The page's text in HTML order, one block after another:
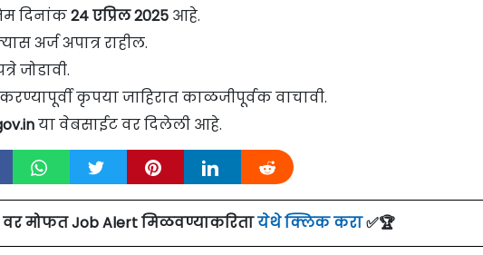
दिनांक24 एप्रिल 2025 आहे.
अर्ज अपात्र राहील.
जोडावी.
कृपया जाहिरात काळजीपूर्वक वाचावी.
या वेबसाईट वर दिलेली आहे.
मोफत Job Alert मिळवण्याकरितायेथे क्लिक करा✅🏆